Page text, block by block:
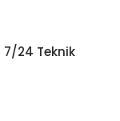
7/24 Teknik